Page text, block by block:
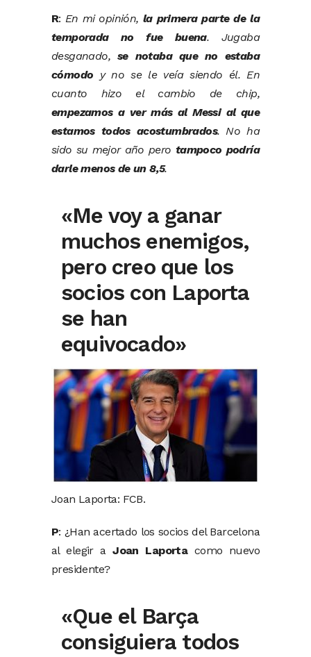
R: En mi opinión, la primera parte de la
temporada no fue buena. Jugaba
desganado, se notaba que no estaba
cómodo y no se le veía siendo él. En
cuanto hizo el cambio de chip,
empezamos a ver más al Messi al que
estamos todos acostumbrados. No ha
sido su mejor año pero tampoco podría
darle menos de un 8,5.
«Me voy a ganar
muchos enemigos,
pero creo que los
socios con Laporta
se han
equivocado»
Joan Laporta: FCB.
P: ¿Han acertado los socios del Barcelona
al elegir aJoan Laportacomo nuevo
presidente?
«Que el Barça
consiguiera todos